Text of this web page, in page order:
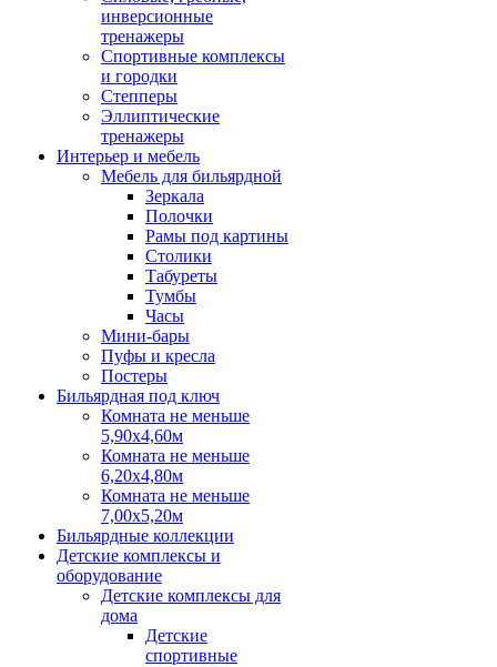
инверсионные
тренажеры
Спортивные комплексы
и городки
Степперы
Эллиптические
тренажеры
Интерьер и мебель
Мебель для бильярдной
Зеркала
Полочки
Рамы под картины
Столики
Табуреты
Тумбы
Часы
Мини-бары
Пуфы и кресла
Постеры
Бильярдная под ключ
Комната не меньше
5,90х4,60м
Комната не меньше
6,20х4,80м
Комната не меньше
7,00х5,20м
Бильярдные коллекции
Детские комплексы и
оборудование
Детские комплексы для
дома
Детские
спортивные